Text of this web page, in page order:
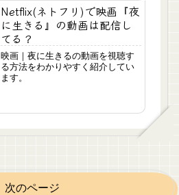
Netflix(ネトフリ)で映画『夜
に生きる』の動画は配信し
てる？
映画｜夜に生きるの動画を視聴す
る方法をわかりやすく紹介してい
ます。
次のページ